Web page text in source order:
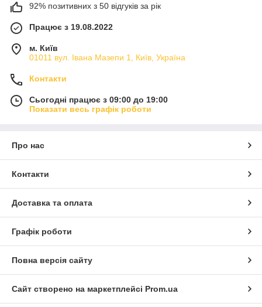
92% позитивних з 50 відгуків за рік
Працює з 19.08.2022
м. Київ
01011 вул. Івана Мазепи 1, Київ, Україна
Контакти
Сьогодні працює з 09:00 до 19:00
Показати весь графік роботи
Про нас
Контакти
Доставка та оплата
Графік роботи
Повна версія сайту
Сайт створено на маркетплейсі Prom.ua